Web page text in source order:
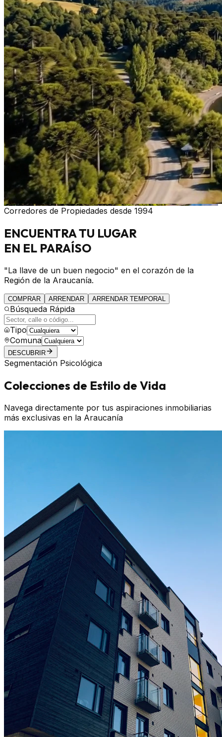
Corredores de Propiedades desde 1994
ENCUENTRATU LUGAR
EN EL PARAÍSO
"La llave de un buen negocio" en el corazón de la
Región de la Araucanía.
COMPRAR ARRENDAR ARRENDAR TEMPORAL
Búsqueda Rápida
Tipo
Comuna
DESCUBRIR
Segmentación Psicológica
Colecciones de Estilo de Vida
Navega directamente por tus aspiraciones inmobiliarias
más exclusivas en la Araucanía